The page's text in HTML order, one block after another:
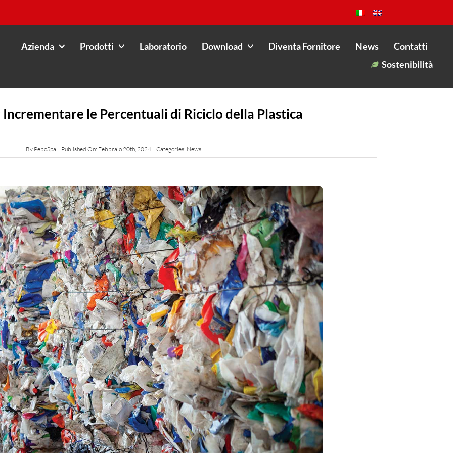
Azienda Prodotti Laboratorio Download Diventa Fornitore News
Contatti
Sostenibilità
le Percentuali di Riciclo della Plastica
By PeboSpa Published On: Febbraio 20th, 2024 Categories: News